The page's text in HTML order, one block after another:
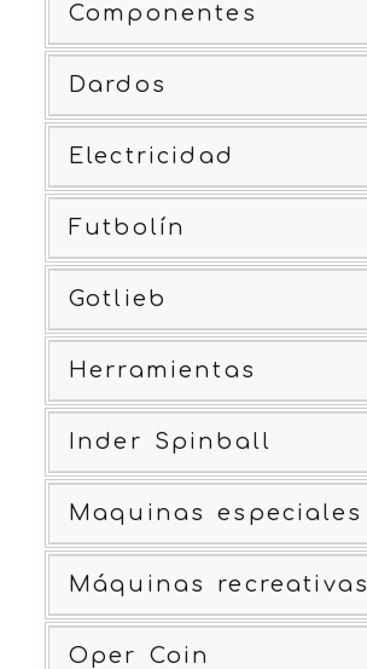
Componentes
Dardos
Electricidad
Futbolín
Gotlieb
Herramientas
Inder Spinball
Maquinas especiales
Máquinas recreativas
Oper Coin